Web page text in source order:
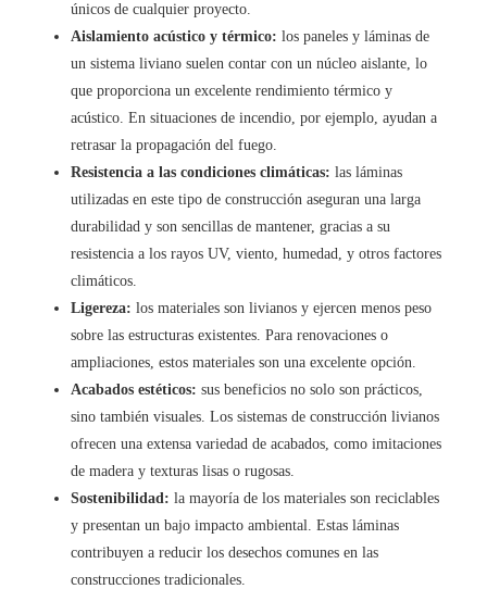
únicos de cualquier proyecto.
Aislamiento acústico y térmico: los paneles y láminas de
un sistema liviano suelen contar con un núcleo aislante, lo
que proporciona un excelente rendimiento térmico y
acústico. En situaciones de incendio, por ejemplo, ayudan a
retrasar la propagación del fuego.
Resistencia a las condiciones climáticas: las láminas
utilizadas en este tipo de construcción aseguran una larga
durabilidad y son sencillas de mantener, gracias a su
resistencia a los rayos UV, viento, humedad, y otros factores
climáticos.
Ligereza: los materiales son livianos y ejercen menos peso
sobre las estructuras existentes. Para renovaciones o
ampliaciones, estos materiales son una excelente opción.
Acabados estéticos: sus beneficios no solo son prácticos,
sino también visuales. Los sistemas de construcción livianos
ofrecen una extensa variedad de acabados, como imitaciones
de madera y texturas lisas o rugosas.
Sostenibilidad: la mayoría de los materiales son reciclables
y presentan un bajo impacto ambiental. Estas láminas
contribuyen a reducir los desechos comunes en las
construcciones tradicionales.